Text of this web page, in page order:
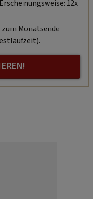
12x
Monatsende